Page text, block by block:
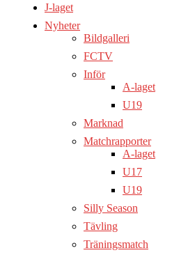
J-laget
Nyheter
Bildgalleri
FCTV
Inför
A-laget
U19
Marknad
Matchrapporter
A-laget
U17
U19
Silly Season
Tävling
Träningsmatch